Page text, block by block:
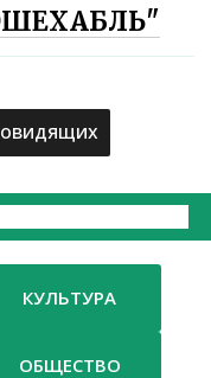
КУЛЬТУРА
ОБЩЕСТВО